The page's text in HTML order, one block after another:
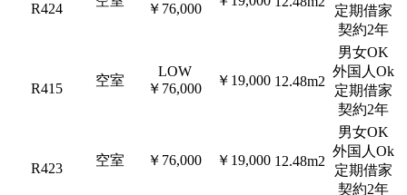
R424
￥76,000
定期借家
契約2年
R415
空室
LOW
￥76,000
￥19,000 12.48m2
男女OK
外国人Ok
定期借家
契約2年
R423
空室 ￥76,000 ￥19,000 12.48m2
男女OK
外国人Ok
定期借家
契約2年